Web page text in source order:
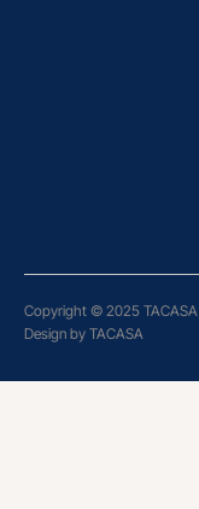
Copyright © 2025 TACASA
Design by TACASA